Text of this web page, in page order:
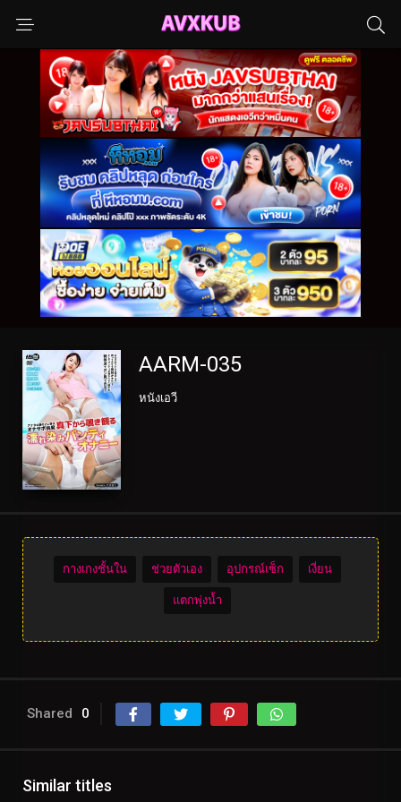
AARM-035
หนังเอวี
กางเกงชั้นใน ช่วยตัวเอง อุปกรณ์เซ็ก เงี่ยน
แตกพุ่งน้ำ
Shared 0
Similar titles